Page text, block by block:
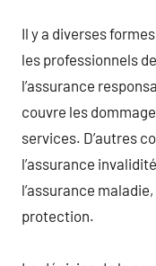
Il y a diverses
les professionnels
l’assurance
couvre les
services. D’autres
l’assurance
l’assurance
protection.